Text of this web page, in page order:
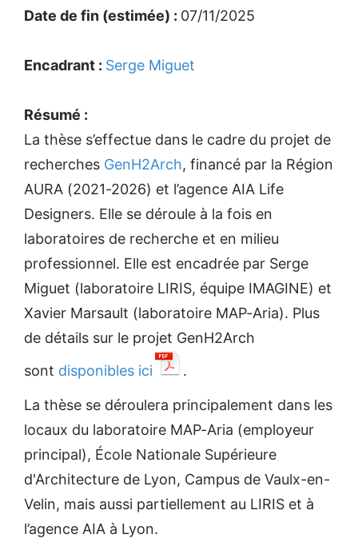
Date de fin (estimée) : 07/11/2025
Encadrant : Serge Miguet
Résumé :
La thèse s’effectue dans le cadre du projet de
recherches GenH2Arch, financé par la Région
AURA (2021-2026) et l’agence AIA Life
Designers. Elle se déroule à la fois en
laboratoires de recherche et en milieu
professionnel. Elle est encadrée par Serge
Miguet (laboratoire LIRIS, équipe IMAGINE) et
Xavier Marsault (laboratoire MAP-Aria). Plus
de détails sur le projet GenH2Arch
sont disponibles ici .
La thèse se déroulera principalement dans les
locaux du laboratoire MAP-Aria (employeur
principal), École Nationale Supérieure
d'Architecture de Lyon, Campus de Vaulx-en-
Velin, mais aussi partiellement au LIRIS et à
l’agence AIA à Lyon.